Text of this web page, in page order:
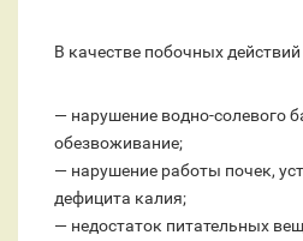
В качестве побочных
— нарушение водно-солевого
обезвоживание;
— нарушение работы почек,
дефицита калия;
— недостаток питательных